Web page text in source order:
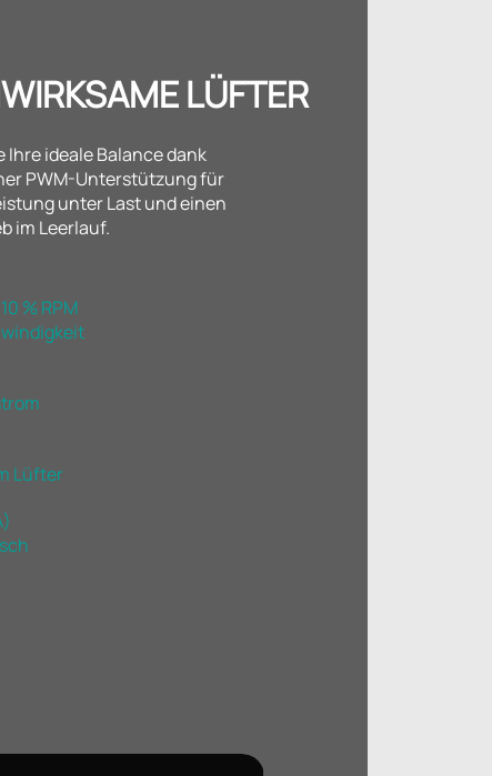
LÜFTER
Ihre ideale Balance dank
PWM-Unterstützung für
unter Last und einen
im Leerlauf.
% RPM
Lüfter